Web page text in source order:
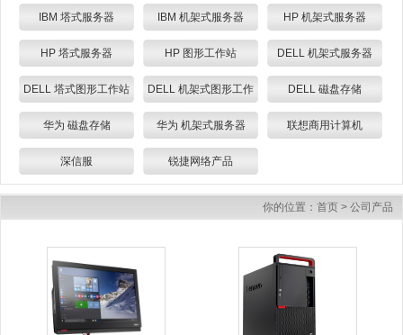
式服务器 存储
IBM 塔式服务器 IBM 机架式服务器 HP 机架式服务器
HP 塔式服务器 HP 图形工作站 DELL 机架式服务器
DELL 塔式图形工作站 DELL 机架式图形工作
站
DELL 磁盘存储
华为 磁盘存储 华为 机架式服务器 联想商用计算机
深信服 锐捷网络产品
你的位置： 首页 > 公司产品